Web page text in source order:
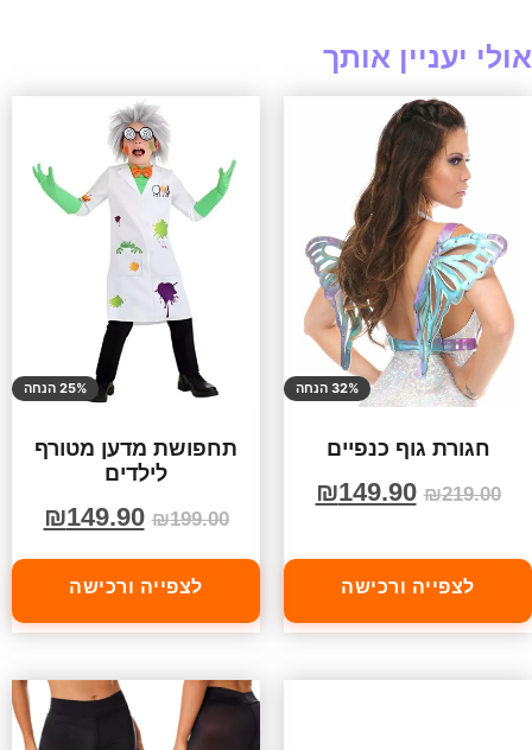
אולי יעניין אותך
32% הנחה
חגורת גוף כנפיים
₪219.00
₪149.90
לצפייה ורכישה
25% הנחה
תחפושת מדען מטורף
לילדים
₪199.00
₪149.90
לצפייה ורכישה